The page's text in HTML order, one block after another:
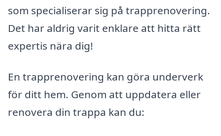
som specialiserar sig på trapprenovering.
Det har aldrig varit enklare att hitta rätt
expertis nära dig!
En trapprenovering kan göra underverk
för ditt hem. Genom att uppdatera eller
renovera din trappa kan du: